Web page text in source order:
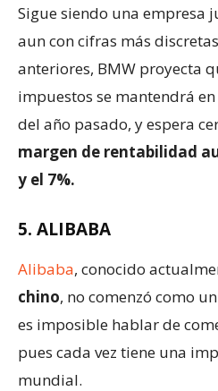
Sigue siendo una empresa
aun con cifras más
anteriores, BMW proyecta
impuestos se mantendrá
del año pasado, y espera
margen de rentabilidad
y el 7%.
5. ALIBABA
Alibaba, conocido
chino, no comenzó como
es imposible hablar de
pues cada vez tiene una
mundial.